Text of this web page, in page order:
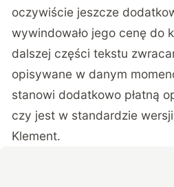
oczywiście jeszcze
wywindowało jego cenę do
dalszej części tekstu
opisywane w danym
stanowi dodatkowo płatną
czy jest w standardzie
Klement.